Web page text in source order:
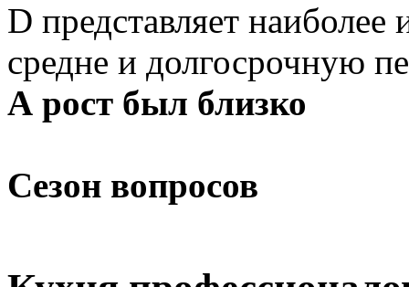
D представляет наиболее
средне и долгосрочную
А рост был близко
Сезон вопросов